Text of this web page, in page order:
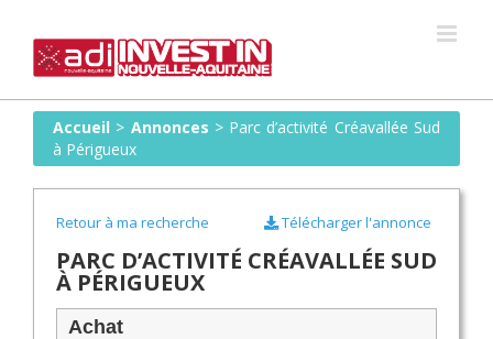
content
Accueil > Annonces > Parc d’activité Créavallée Sud
à Périgueux
Retour à ma recherche
PARC D’ACTIVITÉ CRÉAVALLÉE SUD
À PÉRIGUEUX
Télécharger l'annonce
Achat